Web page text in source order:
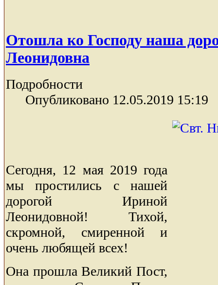
Отошла ко Господу наша
Леонидовна
Подробности
Опубликовано 12.05.2019 15:19
Сегодня, 12 мая 2019 года
мы простились с нашей
дорогой Ириной
Леонидовной! Тихой,
скромной, смиренной и
очень любящей всех!
Она прошла Великий Пост,